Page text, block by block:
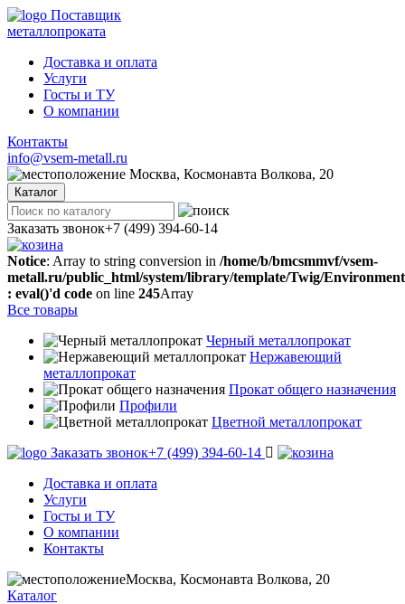
Поставщик
металлопроката
Доставка и оплата
Услуги
Госты и ТУ
О компании
Контакты
info@vsem-metall.ru
Москва, Космонавта Волкова, 20
Каталог
Заказать звонок+7 (499) 394-60-14
Notice: Array to string conversion in /home/b/bmcsmmvf/vsem-
metall.ru/public_html/system/library/template/Twig/
: eval()'d code on line 245Array
Все товары
Черный металлопрокат
Нержавеющий
металлопрокат
Прокат общего назначения
Профили
Цветной металлопрокат
Заказать звонок+7 (499) 394-60-14
Доставка и оплата
Услуги
Госты и ТУ
О компании
Контакты
Москва, Космонавта Волкова, 20
Каталог